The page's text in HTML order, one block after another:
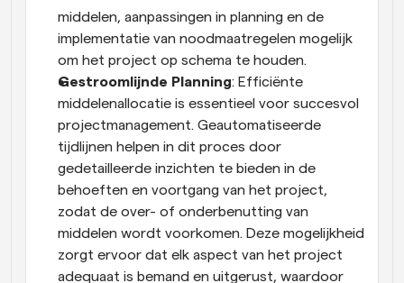
middelen, aanpassingen in planning en de
implementatie van noodmaatregelen mogelijk
om het project op schema te houden.
Gestroomlijnde Planning: Efficiënte
middelenallocatie is essentieel voor succesvol
projectmanagement. Geautomatiseerde
tijdlijnen helpen in dit proces door
gedetailleerde inzichten te bieden in de
behoeften en voortgang van het project,
zodat de over- of onderbenutting van
middelen wordt voorkomen. Deze mogelijkheid
zorgt ervoor dat elk aspect van het project
adequaat is bemand en uitgerust, waardoor